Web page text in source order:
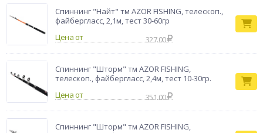
Спиннинг "Найт" тм AZOR FISHING, телескоп.,
файбергласс, 2,1м, тест 30-60гр
Цена от
327.00
Спиннинг "Шторм" тм AZOR FISHING,
телескоп., файбергласс, 2,4м, тест 10-30гр.
Цена от
351.00
Спиннинг "Шторм" тм AZOR FISHING,